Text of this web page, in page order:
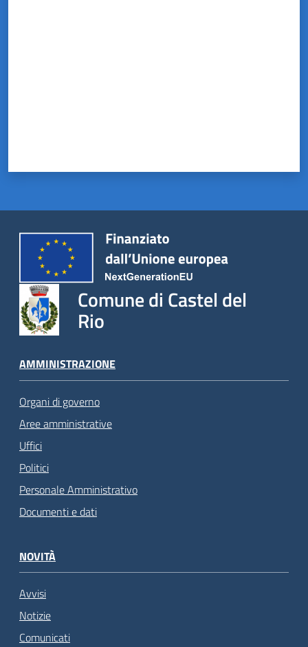
Comune di Castel del
Rio
AMMINISTRAZIONE
Organi di governo
Aree amministrative
Uffici
Politici
Personale Amministrativo
Documenti e dati
NOVITÀ
Avvisi
Notizie
Comunicati